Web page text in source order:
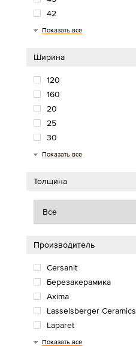
42
40
33
30
22
20
18
15
12
100
Показать все
Ширина
120
160
20
25
30
33
40
42
45
50
60
80
90
Показать все
Толщина
Производитель
Cersanit
Березакерамика
Axima
Lasselsberger Ceramics
Laparet
Gresse
Грани Таганая
Sotgres
Пиастрелла
Casaticeramica
Gracia Ceramica
Primavera
Azario
Ceradim
Artkera
Delacora
Alma Ceramica
MG Ceramic
New Trend
LCM
Global Tile
Arcadia Ceramica
Показать все